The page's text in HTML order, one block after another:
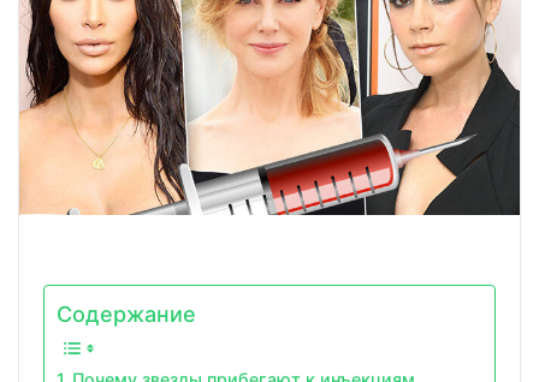
Содержание